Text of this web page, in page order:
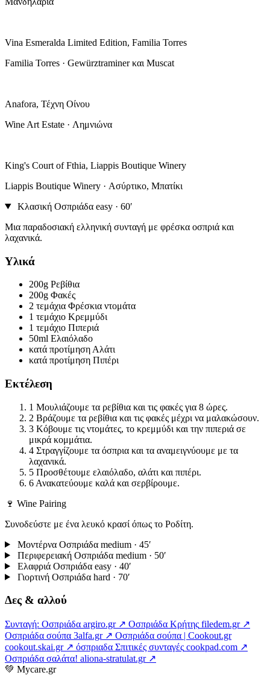
Vina Esmeralda Limited Edition, Familia Torres
Familia Torres · Gewürztraminer και Muscat
Anafora, Τέχνη Οίνου
Wine Art Estate · Λημνιώνα
King's Court of Fthia, Liappis Boutique Winery
Liappis Boutique Winery · Ασύρτικο, Μπατίκι
Κλασική Οσπριάδα easy · 60′
Μια παραδοσιακή ελληνική συνταγή με φρέσκα οσπριά και
λαχανικά.
Υλικά
200g Ρεβίθια
200g Φακές
2 τεμάχια Φρέσκια ντομάτα
1 τεμάχιο Κρεμμύδι
1 τεμάχιο Πιπεριά
50ml Ελαιόλαδο
κατά προτίμηση Αλάτι
κατά προτίμηση Πιπέρι
Εκτέλεση
1 Μουλιάζουμε τα ρεβίθια και τις φακές για 8 ώρες.
2 Βράζουμε τα ρεβίθια και τις φακές μέχρι να μαλακώσουν.
3 Κόβουμε τις ντομάτες, το κρεμμύδι και την πιπεριά σε
μικρά κομμάτια.
4 Στραγγίζουμε τα όσπρια και τα αναμειγνύουμε με τα
λαχανικά.
5 Προσθέτουμε ελαιόλαδο, αλάτι και πιπέρι.
6 Ανακατεύουμε καλά και σερβίρουμε.
🍷 Wine Pairing
Συνοδεύστε με ένα λευκό κρασί όπως το Ροδίτη.
Μοντέρνα Οσπριάδα medium · 45′
Περιφερειακή Οσπριάδα medium · 50′
Ελαφριά Οσπριάδα easy · 40′
Γιορτινή Οσπριάδα hard · 70′
Δες & αλλού
Συνταγή: Οσπριάδα argiro.gr ↗ Οσπριάδα Κρήτης filedem.gr ↗
Οσπριάδα σούπα 3alfa.gr ↗ Οσπριάδα σούπα | Cookout.gr
cookout.skai.gr ↗ όσπριαδα Σπιτικές συνταγές cookpad.com ↗
Οσπριάδα σαλάτα! aliona-stratulat.gr ↗
💚 Mycare.gr